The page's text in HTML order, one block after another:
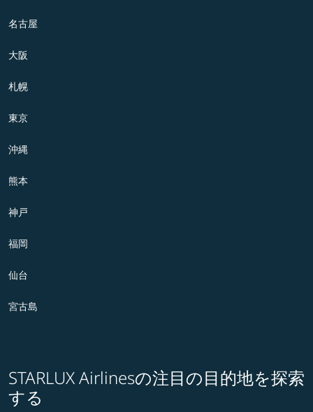
名古屋
大阪
札幌
東京
沖縄
熊本
神戸
福岡
仙台
宮古島
STARLUX Airlinesの注目の目的地を探索
する